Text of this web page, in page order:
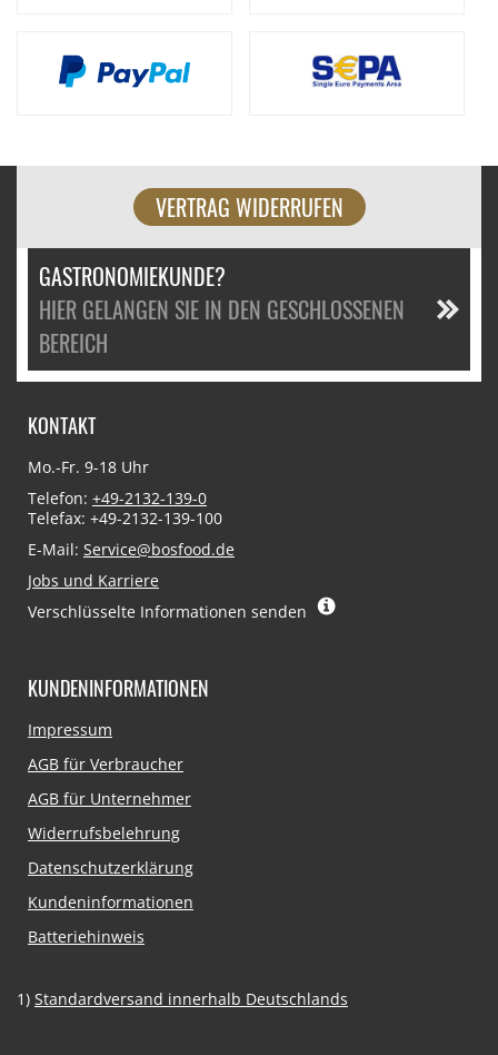
VERTRAG WIDERRUFEN
GASTRONOMIEKUNDE?
HIER GELANGEN SIE IN DEN GESCHLOSSENEN
BEREICH
KONTAKT
Mo.-Fr. 9-18 Uhr
Telefon: +49-2132-139-0
Telefax: +49-2132-139-100
E-Mail: Service@bosfood.de
Jobs und Karriere
Verschlüsselte Informationen senden
KUNDENINFORMATIONEN
Navigation
Impressum
AGB für Verbraucher
AGB für Unternehmer
Widerrufsbelehrung
Datenschutzerklärung
Kundeninformationen
Batteriehinweis
1) Standardversand innerhalb Deutschlands